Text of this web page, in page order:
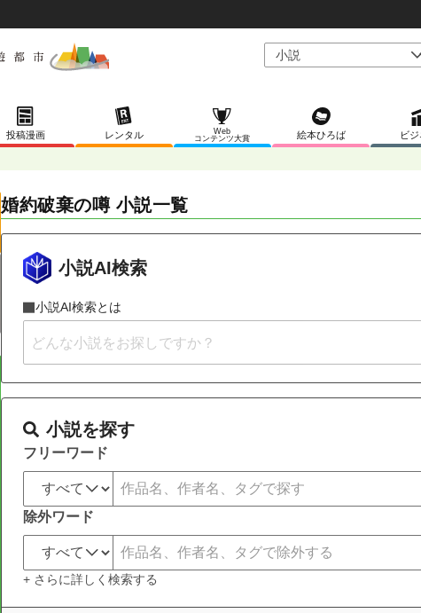
投稿漫画 レンタル
Web
コンテンツ大賞
絵本ひろば ビ
婚約破棄の噂 小説一覧
小説AI検索
小説AI検索とは
小説を探す
フリーワード
除外ワード
+ さらに詳しく検索する